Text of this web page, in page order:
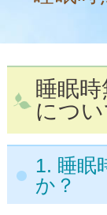
睡眠時
につい
1. 睡眠
か？